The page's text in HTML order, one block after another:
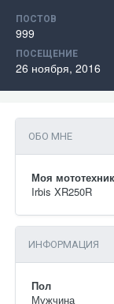
ПОСТОВ
999
ПОСЕЩЕНИЕ
26 ноября, 2016
ОБО МНЕ
Моя
Irbis XR250R
ИНФОРМАЦИЯ
Пол
Мужчина